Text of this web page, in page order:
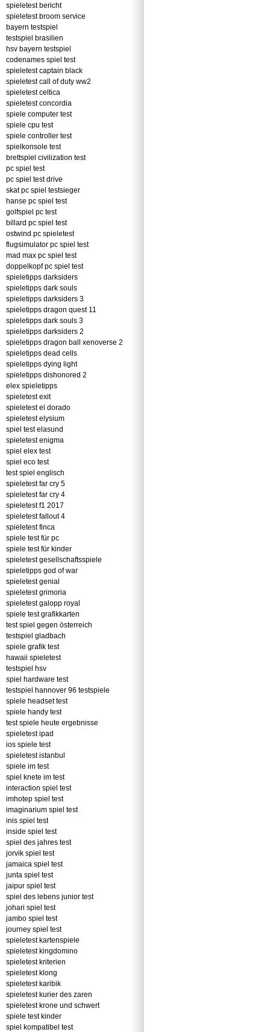
spieletest bericht
spieletest broom service
bayern testspiel
testspiel brasilien
hsv bayern testspiel
codenames spiel test
spieletest captain black
spieletest call of duty ww2
spieletest celtica
spieletest concordia
spiele computer test
spiele cpu test
spiele controller test
spielkonsole test
brettspiel civilization test
pc spiel test
pc spiel test drive
skat pc spiel testsieger
hanse pc spiel test
golfspiel pc test
billard pc spiel test
ostwind pc spieletest
flugsimulator pc spiel test
mad max pc spiel test
doppelkopf pc spiel test
spieletipps darksiders
spieletipps dark souls
spieletipps darksiders 3
spieletipps dragon quest 11
spieletipps dark souls 3
spieletipps darksiders 2
spieletipps dragon ball xenoverse 2
spieletipps dead cells
spieletipps dying light
spieletipps dishonored 2
elex spieletipps
spieletest exit
spieletest el dorado
spieletest elysium
spiel test elasund
spieletest enigma
spiel elex test
spiel eco test
test spiel englisch
spieletest far cry 5
spieletest far cry 4
spieletest f1 2017
spieletest fallout 4
spieletest finca
spiele test für pc
spiele test für kinder
spieletest gesellschaftsspiele
spieletipps god of war
spieletest genial
spieletest grimoria
spieletest galopp royal
spiele test grafikkarten
test spiel gegen österreich
testspiel gladbach
spiele grafik test
hawaii spieletest
testspiel hsv
spiel hardware test
testspiel hannover 96 testspiele
spiele headset test
spiele handy test
test spiele heute ergebnisse
spieletest ipad
ios spiele test
spieletest istanbul
spiele im test
spiel knete im test
interaction spiel test
imhotep spiel test
imaginarium spiel test
inis spiel test
inside spiel test
spiel des jahres test
jorvik spiel test
jamaica spiel test
junta spiel test
jaipur spiel test
spiel des lebens junior test
johari spiel test
jambo spiel test
journey spiel test
spieletest kartenspiele
spieletest kingdomino
spieletest kriterien
spieletest klong
spieletest karibik
spieletest kurier des zaren
spieletest krone und schwert
spiele test kinder
spiel kompatibel test